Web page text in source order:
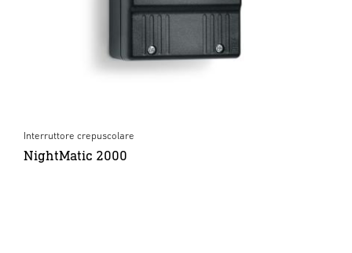
Interruttore crepuscolare
NightMatic 2000